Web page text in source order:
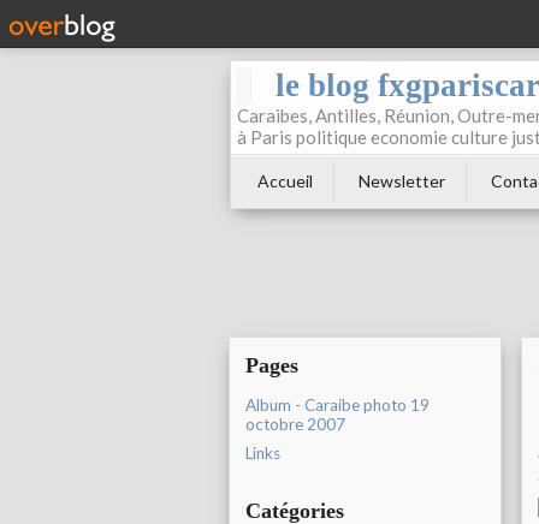
le blog
Caraibes, Antilles, Réunion, Outre-
à Paris politique economie culture
Accueil Newsletter
Pages
Album - Caraibe photo 19
octobre 2007
Links
Catégories